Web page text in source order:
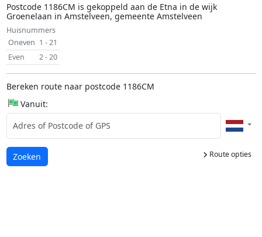
Postcode 1186CM is gekoppeld aan de Etna in de wijk
Groenelaan in Amstelveen, gemeente Amstelveen
Huisnummers
Oneven 1 - 21
Even
2 - 20
Bereken route naar postcode 1186CM
Vanuit:
Route opties
Laden...
Zoeken